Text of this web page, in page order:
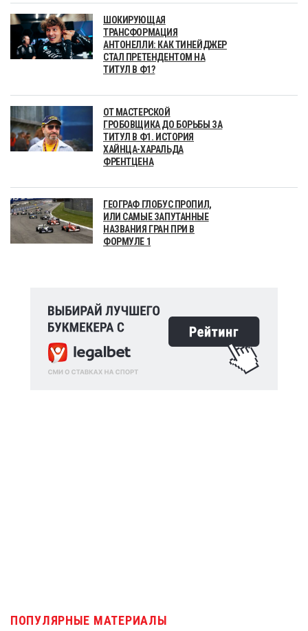
ШОКИРУЮЩАЯ
ТРАНСФОРМАЦИЯ
АНТОНЕЛЛИ: КАК ТИНЕЙДЖЕР
СТАЛ ПРЕТЕНДЕНТОМ НА
ТИТУЛ В Ф1?
ОТ МАСТЕРСКОЙ
ГРОБОВЩИКА ДО БОРЬБЫ ЗА
ТИТУЛ В Ф1. ИСТОРИЯ
ХАЙНЦА-ХАРАЛЬДА
ФРЕНТЦЕНА
ГЕОГРАФ ГЛОБУС ПРОПИЛ,
ИЛИ САМЫЕ ЗАПУТАННЫЕ
НАЗВАНИЯ ГРАН ПРИ В
ФОРМУЛЕ 1
ПОПУЛЯРНЫЕ МАТЕРИАЛЫ